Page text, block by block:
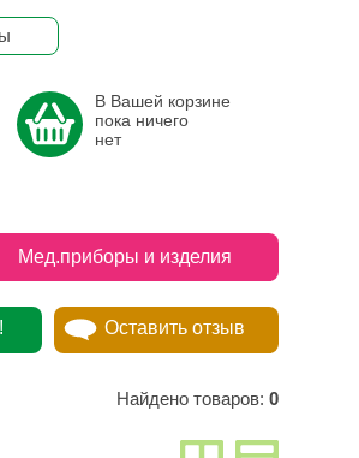
В Вашей корзине
пока ничего
нет
Мед.приборы и изделия
Найдено товаров: 0
Оставить отзыв